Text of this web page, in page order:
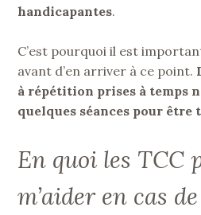
handicapantes.
C’est pourquoi il est
avant d’en arriver à ce point.
à répétition prises à temps
quelques séances pour être
En quoi les TCC
m’aider en cas